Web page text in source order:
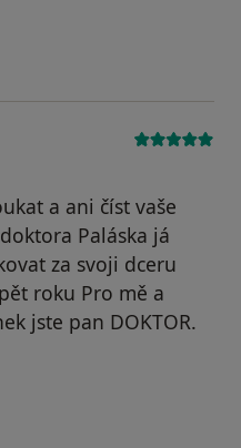
Váš účet byl odstraněn
a ani číst vaše
Paláska já
za svoji dceru
roku Pro mě a
jste pan DOKTOR.
Pacient